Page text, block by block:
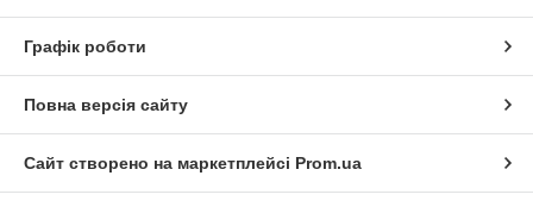
Графік роботи
Повна версія сайту
Сайт створено на маркетплейсі Prom.ua